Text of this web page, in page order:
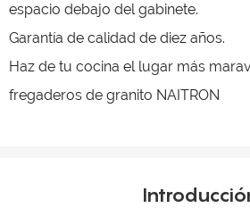
espacio debajo del gabinete.
Garantía de calidad de diez años.
Haz de tu cocina el lugar más
fregaderos de granito NAITRON